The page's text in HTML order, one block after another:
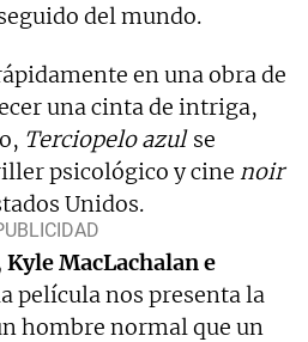
del mundo.
en una obra de
una cinta de intriga,
Terciopelo azulse
psicológico y cine noir
Unidos.
MacLachalan e
película nos presenta la
hombre normal que un